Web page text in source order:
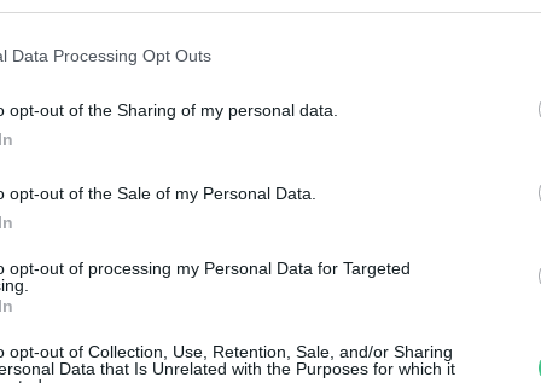
Data Processing Opt Outs
opt-out of the Sharing of my personal data.
opt-out of the Sale of my Personal Data.
opt-out of processing my Personal Data for Targeted
opt-out of Collection, Use, Retention, Sale, and/or Sharing
Data that Is Unrelated with the Purposes for which it
hogyan csináljuk,
jó?
Andrea